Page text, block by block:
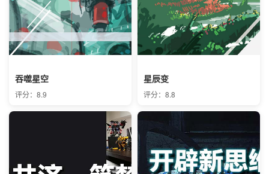
吞噬星空
评分：8.9
星辰变
评分：8.8